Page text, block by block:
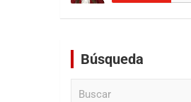
Búsqueda